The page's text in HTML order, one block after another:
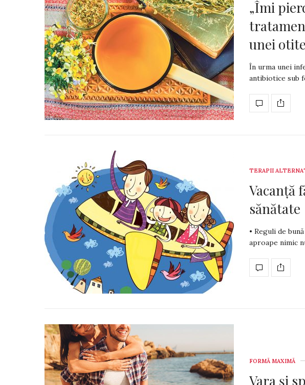
„Îmi
unei
În urma unei
antibiotice sub
TERAPII
Vacanță
sănătate
• Reguli de
aproape nimic
FORMĂ MAXIMĂ
Vara și